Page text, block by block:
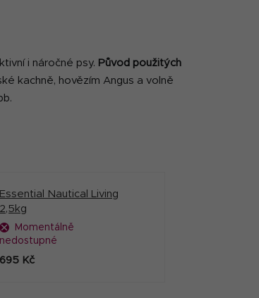
i náročné psy. Původ použitých
kachně, hovězím Angus a volně
Essential Nautical Living
2,5kg
Momentálně
nedostupné
695 Kč